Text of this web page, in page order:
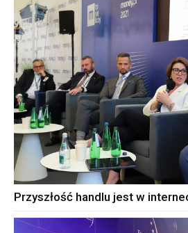
Przyszłość handlu jest w